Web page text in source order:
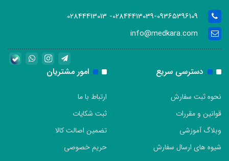
02844413039-09365396109- 02844413013
info@medkara.com
دسترسی سریع
نحوه ثبت سفارش
قوانین و مقررات
وبلاگ آموزشی
شیوه های ارسال سفارش
امور مشتریان
ارتباط با ما
ثبت شکایات
تضمین اصالت کالا
حریم خصوصی